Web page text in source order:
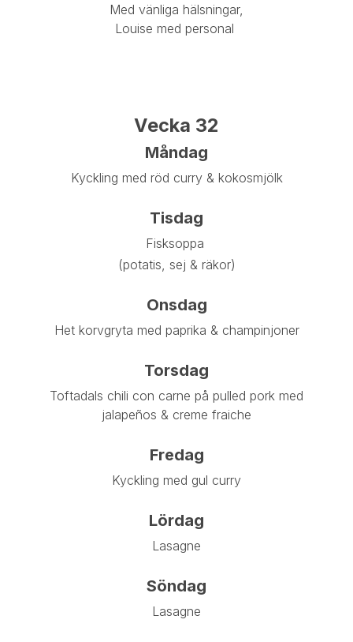
Med vänliga hälsningar,
Louise med personal
Vecka 32
Måndag
Kyckling med röd curry & kokosmjölk
Tisdag
Fisksoppa
(potatis, sej & räkor)
Onsdag
Het korvgryta med paprika & champinjoner
Torsdag
Toftadals chili con carne på pulled pork med
jalapeños & creme fraiche
Fredag
Kyckling med gul curry
Lördag
Lasagne
Söndag
Lasagne